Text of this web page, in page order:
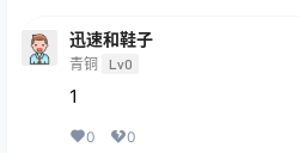
迅速和鞋子
青铜 Lv0
1
0 0